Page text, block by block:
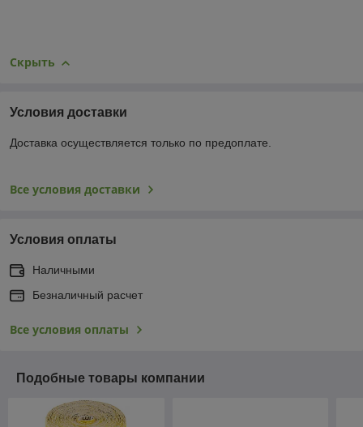
Скрыть
Условия доставки
Доставка осуществляется только по предоплате.
Все условия доставки
Условия оплаты
Наличными
Безналичный расчет
Все условия оплаты
Подобные товары компании